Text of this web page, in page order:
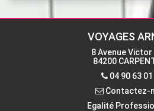
L'Isle-sur-la-
13 Esp. R.Vasse - 84800 L'Isle-
Du lundi au vendredi : 9h-
Samedi : 9h-12h
Tél. : 04 90 38 15
Contactez-
VOYAGES
8 Avenue Victor
84200
04 90 63
Contactez-
Egalité